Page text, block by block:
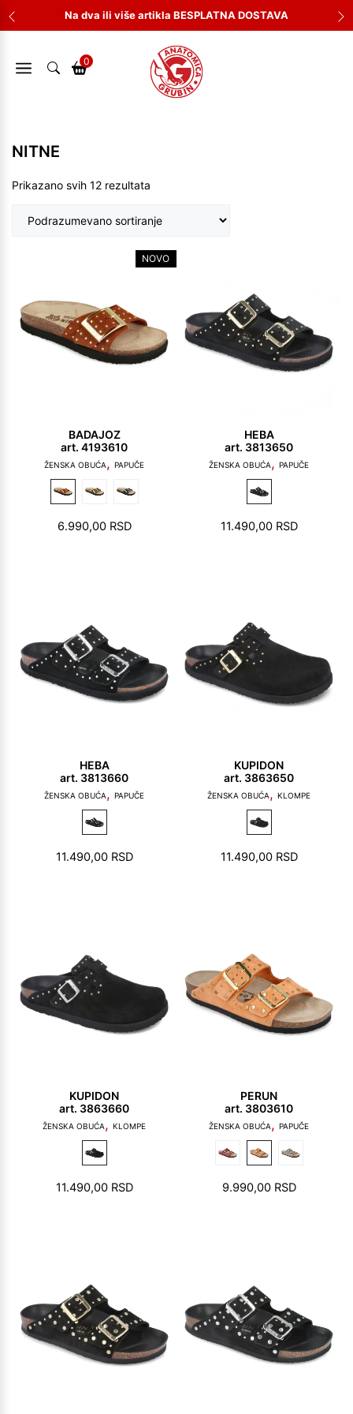
Skip
to
Na dva ili više artikla BESPLATNA DOSTAVA
0
NITNE
Prikazano svih 12 rezultata
NOVO
BADAJOZ
art. 4193610
ŽENSKA OBUĆA, PAPUČE
6.990,00 RSD
HEBA
art. 3813650
ŽENSKA OBUĆA, PAPUČE
11.490,00 RSD
HEBA
art. 3813660
ŽENSKA OBUĆA, PAPUČE
11.490,00 RSD
KUPIDON
art. 3863650
ŽENSKA OBUĆA, KLOMPE
11.490,00 RSD
KUPIDON
art. 3863660
ŽENSKA OBUĆA, KLOMPE
11.490,00 RSD
PERUN
art. 3803610
ŽENSKA OBUĆA, PAPUČE
9.990,00 RSD